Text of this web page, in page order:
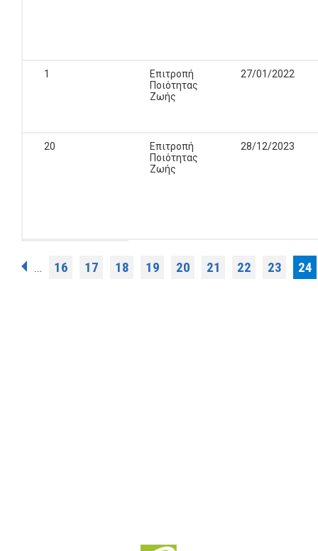
1
Επιτροπή
Ποιότητας
Ζωής
27/01/2022
20
Επιτροπή
Ποιότητας
Ζωής
28/12/2023
Σελίδες
… 16 17 18 19 20 21 22 23 24